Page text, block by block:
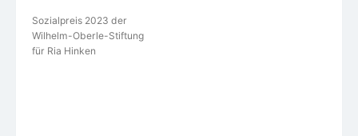
Sozialpreis 2023 der
Wilhelm-Oberle-Stiftung
für Ria Hinken